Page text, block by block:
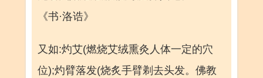
《书·洛诰》
又如:灼艾(燃烧艾绒熏灸人体一定的穴
位);灼臂落发(烧炙手臂剃去头发。佛教